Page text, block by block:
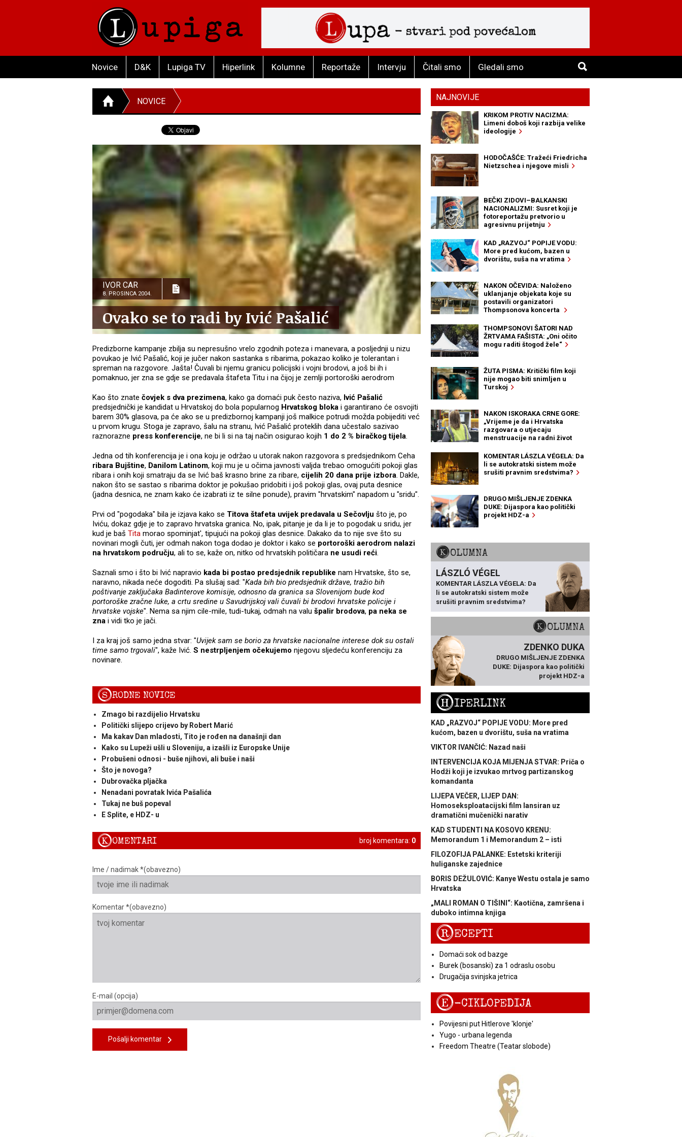
Novice D&K Lupiga TV Hiperlink Kolumne Reportaže Intervju Čitali smo Gledali smo
NOVICE
IVOR CAR
8. PROSINCA 2004.
Ovako se to radi by Ivić Pašalić
Predizborne kampanje zbilja su nepresušno vrelo zgodnih poteza i manevara, a posljednji u nizu
povukao je Ivić Pašalić, koji je jučer nakon sastanka s ribarima, pokazao koliko je tolerantan i
spreman na razgovore. Jašta! Čuvali bi njemu granicu policijski i vojni brodovi, a još bi ih i
pomaknuo, jer zna se gdje se predavala štafeta Titu i na čijoj je zemlji portoroški aerodrom
Kao što znate čovjek s dva prezimena, kako ga domaći puk često naziva, Ivić Pašalić
predsjednički je kandidat u Hrvatskoj do bola popularnog Hrvatskog bloka i garantirano će osvojiti
barem 30% glasova, pa će ako se u predizbornoj kampanji još malkice potrudi možda pobijediti već
u prvom krugu. Stoga je zapravo, šalu na stranu, Ivić Pašalić proteklih dana učestalo sazivao
raznorazne press konferencije, ne bi li si na taj način osigurao kojih 1 do 2 % biračkog tijela.
Jedna od tih konferencija je i ona koju je održao u utorak nakon razgovora s predsjednikom Ceha
ribara Bujštine, Danilom Latinom, koji mu je u očima javnosti valjda trebao omogućiti pokoji glas
ribara i onih koji smatraju da se Ivić baš krasno brine za ribare, cijelih 20 dana prije izbora. Dakle,
nakon što se sastao s ribarima doktor je pokušao pridobiti i još pokoji glas, ovaj puta desnice
(jadna desnica, ne znam kako će izabrati iz te silne ponude), pravim "hrvatskim" napadom u "sridu".
Prvi od "pogodaka" bila je izjava kako se Titova štafeta uvijek predavala u Sečovlju što je, po
Iviću, dokaz gdje je to zapravo hrvatska granica. No, ipak, pitanje je da li je to pogodak u sridu, jer
kud je baš Tita morao spominjat', tipujući na pokoji glas desnice. Dakako da to nije sve što su
novinari mogli čuti, jer odmah nakon toga dodao je doktor i kako se portoroški aerodrom nalazi
na hrvatskom području, ali to se, kaže on, nitko od hrvatskih političara ne usudi reći.
Saznali smo i što bi Ivić napravio kada bi postao predsjednik republike nam Hrvatske, što se,
naravno, nikada neće dogoditi. Pa slušaj sad: "Kada bih bio predsjednik države, tražio bih
poštivanje zaključaka Badinterove komisije, odnosno da granica sa Slovenijom bude kod
portoroške zračne luke, a crtu sredine u Savudrijskoj vali čuvali bi brodovi hrvatske policije i
hrvatske vojske". Nema sa njim cile-mile, tudi-tukaj, odmah na valu špalir brodova, pa neka se
zna i vidi tko je jači.
I za kraj još samo jedna stvar: "Uvijek sam se borio za hrvatske nacionalne interese dok su ostali
time samo trgovali", kaže Ivić. S nestrpljenjem očekujemo njegovu sljedeću konferenciju za
novinare.
SRODNE NOVICE
Zmago bi razdijelio Hrvatsku
Politički slijepo crijevo by Robert Marić
Ma kakav Dan mladosti, Tito je rođen na današnji dan
Kako su Lupeži ušli u Sloveniju, a izašli iz Europske Unije
Probušeni odnosi - buše njihovi, ali buše i naši
Što je novoga?
Dubrovačka pljačka
Nenadani povratak Ivića Pašalića
Tukaj ne buš popeval
E Splite, e HDZ- u
broj komentara: 0
KOMENTARI
Ime / nadimak *(obavezno)
Komentar *(obavezno)
E-mail (opcija)
Pošalji komentar
NAJNOVIJE
KRIKOM PROTIV NACIZMA:
Limeni doboš koji razbija velike
ideologije
HODOČAŠĆE: Tražeći Friedricha
Nietzschea i njegove misli
BEČKI ZIDOVI–BALKANSKI
NACIONALIZMI: Susret koji je
fotoreportažu pretvorio u
agresivnu prijetnju
KAD „RAZVOJ“ POPIJE VODU:
More pred kućom, bazen u
dvorištu, suša na vratima
NAKON OČEVIDA: Naloženo
uklanjanje objekata koje su
postavili organizatori
Thompsonova koncerta
THOMPSONOVI ŠATORI NAD
ŽRTVAMA FAŠISTA: „Oni očito
mogu raditi štogod žele“
ŽUTA PISMA: Kritički film koji
nije mogao biti snimljen u
Turskoj
NAKON ISKORAKA CRNE GORE:
„Vrijeme je da i Hrvatska
razgovara o utjecaju
menstruacije na radni život
KOMENTAR LÁSZLA VÉGELA: Da
li se autokratski sistem može
srušiti pravnim sredstvima?
DRUGO MIŠLJENJE ZDENKA
DUKE: Dijaspora kao politički
projekt HDZ-a
KOLUMNA
LÁSZLÓ VÉGEL
KOMENTAR LÁSZLA VÉGELA: Da
li se autokratski sistem može
srušiti pravnim sredstvima?
KOLUMNA
ZDENKO DUKA
DRUGO MIŠLJENJE ZDENKA
DUKE: Dijaspora kao politički
projekt HDZ-a
HIPERLINK
KAD „RAZVOJ“ POPIJE VODU: More pred
kućom, bazen u dvorištu, suša na vratima
VIKTOR IVANČIĆ: Nazad naši
INTERVENCIJA KOJA MIJENJA STVAR: Priča o
Hodži koji je izvukao mrtvog partizanskog
komandanta
LIJEPA VEČER, LIJEP DAN:
Homoseksploatacijski film lansiran uz
dramatični mučenički narativ
KAD STUDENTI NA KOSOVO KRENU:
Memorandum 1 i Memorandum 2 – isti
FILOZOFIJA PALANKE: Estetski kriteriji
huliganske zajednice
BORIS DEŽULOVIĆ: Kanye Westu ostala je samo
Hrvatska
„MALI ROMAN O TIŠINI“: Kaotična, zamršena i
duboko intimna knjiga
RECEPTI
Domaći sok od bazge
Burek (bosanski) za 1 odraslu osobu
Drugačija svinjska jetrica
E-CIKLOPEDIJA
Povijesni put Hitlerove 'klonje'
Yugo - urbana legenda
Freedom Theatre (Teatar slobode)